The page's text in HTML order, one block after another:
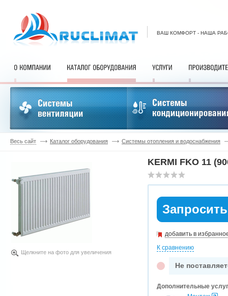
ВАШ КОМФОРТ - НАША
Весь сайт Каталог оборудования Системы отопления и водоснабжения
Щелкните на фото для увеличения
KERMI FKO 11
добавить в
К сравнению
Не
Дополнительные